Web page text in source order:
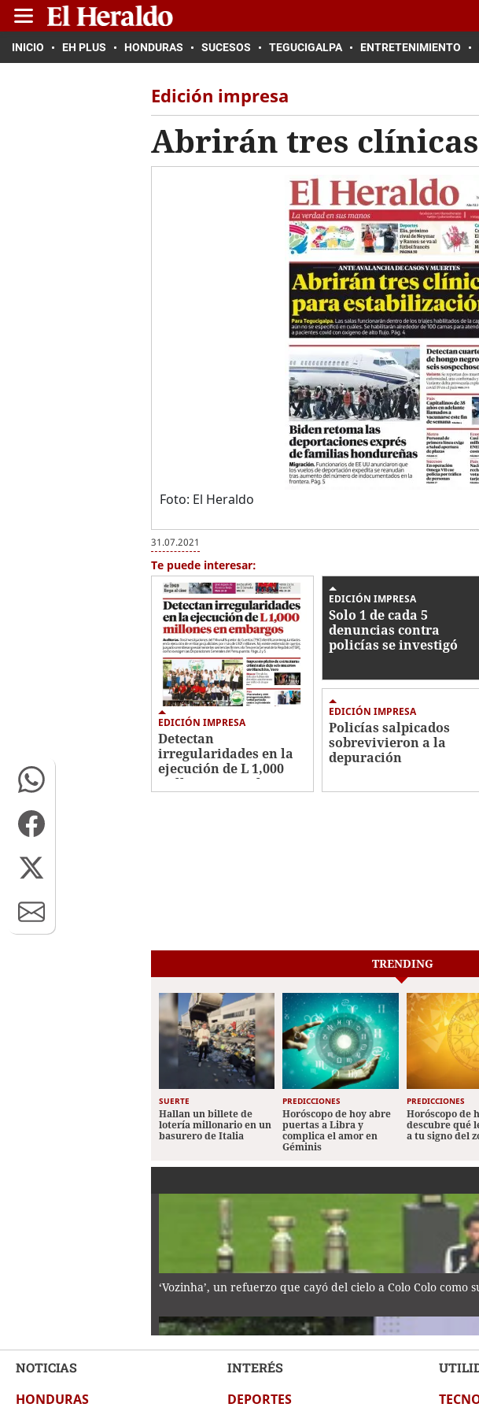
INICIO EH PLUS HONDURAS SUCESOS TEGUCIGALPA ENTRETENIMIENTO
Edición impresa
Abrirán tres
Foto: El Heraldo
31.07.2021
Te puede interesar:
EDICIÓN IMPRESA
Detectan
irregularidades en la
ejecución de L 1,000
millones en embargos
EDICIÓN IMPRESA
Solo 1 de cada 5
denuncias contra
policías se investigó
EDICIÓN IMPRESA
Policías salpicados
sobrevivieron a la
depuración
TRENDING
SUERTE
Hallan un billete de
lotería millonario en un
basurero de Italia
PREDICCIONES
Horóscopo de hoy abre
puertas a Libra y
complica el amor en
Géminis
PREDICCIONES
Horóscopo de
descubre qué
a tu signo del
‘Vozinha’, un refuerzo que cayó del cielo a Colo Colo como
NOTICIAS
HONDURAS
INTERÉS
DEPORTES